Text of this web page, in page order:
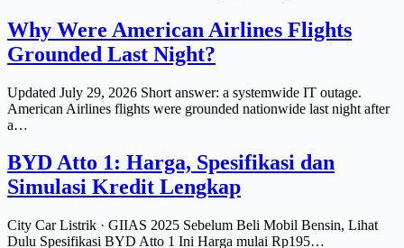
Why Were American Airlines Flights
Grounded Last Night?
Updated July 29, 2026 Short answer: a systemwide IT outage.
American Airlines flights were grounded nationwide last night after
a…
BYD Atto 1: Harga, Spesifikasi dan
Simulasi Kredit Lengkap
City Car Listrik · GIIAS 2025 Sebelum Beli Mobil Bensin, Lihat
Dulu Spesifikasi BYD Atto 1 Ini Harga mulai Rp195…